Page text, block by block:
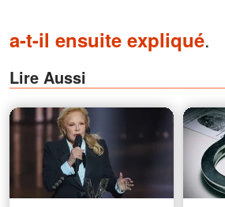
a-t-il ensuite expliqué.
Lire Aussi